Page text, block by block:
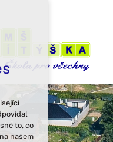
to, co
našem